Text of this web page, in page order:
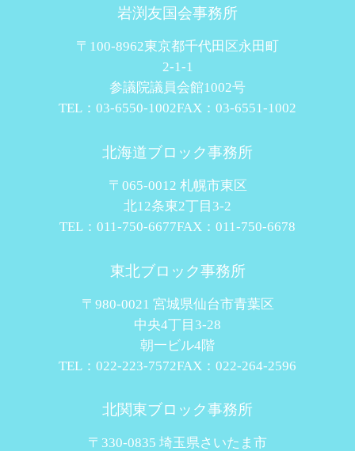
岩渕友国会事務所
〒100-8962東京都千代田区永田町
2-1-1
参議院議員会館1002号
TEL：03-6550-1002FAX：03-6551-1002
北海道ブロック事務所
〒065-0012 札幌市東区
北12条東2丁目3-2
TEL：011-750-6677FAX：011-750-6678
東北ブロック事務所
〒980-0021 宮城県仙台市青葉区
中央4丁目3-28
朝一ビル4階
TEL：022-223-7572FAX：022-264-2596
北関東ブロック事務所
〒330-0835 埼玉県さいたま市